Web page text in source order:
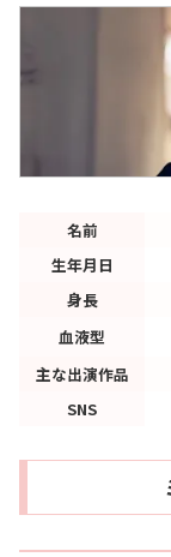
名前
生年月日
身長
血液型
主な出演作品
SNS